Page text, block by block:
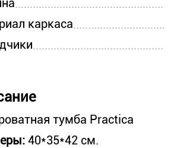
каркаса
тумба Practica
40*35*42 см.